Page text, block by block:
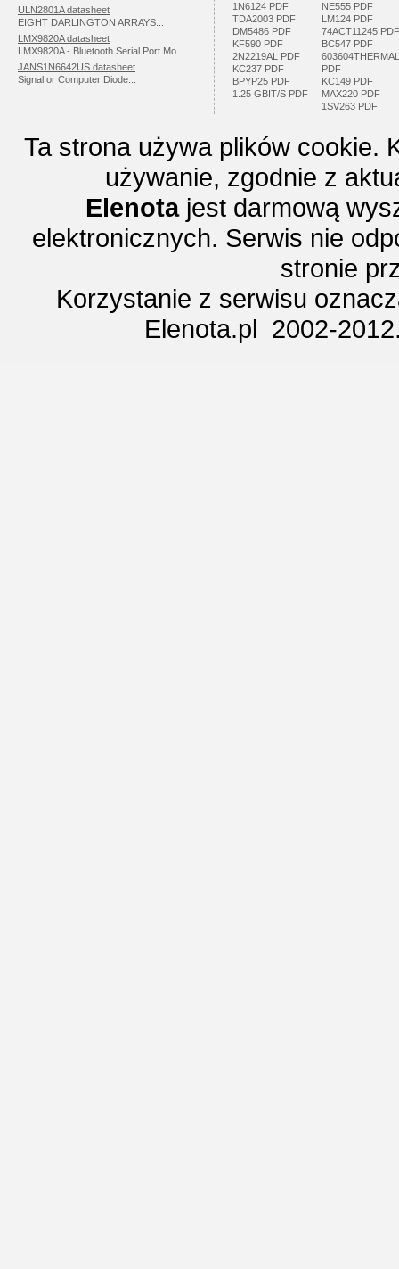
ULN2801A datasheet
EIGHT DARLINGTON ARRAYS...
LMX9820A datasheet
LMX9820A - Bluetooth Serial Port Mo...
JANS1N6642US datasheet
Signal or Computer Diode...
1N6124 PDF
TDA2003 PDF
DM5486 PDF
KF590 PDF
2N2219AL PDF
KC237 PDF
BPYP25 PDF
1.25 GBIT/S PDF
NE555 PDF
LM124 PDF
74ACT11245 PDF
BC547 PDF
603604THERMAL
PDF
KC149 PDF
MAX220 PDF
1SV263 PDF
Ta strona używa plików cookie.
używanie, zgodnie z
Elenotajest darmową
elektronicznych. Serwis nie
stronie
Korzystanie z serwisu
Elenota.pl 2002-